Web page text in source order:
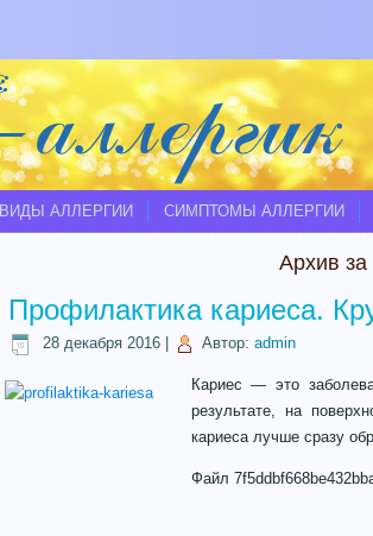
ВИДЫ АЛЛЕРГИИ СИМПТОМЫ АЛЛЕРГИИ
Архив за
Профилактика кариеса.
28 декабря 2016| Автор: admin
Кариес — это
результате, на
кариеса лучше сразу
Файл